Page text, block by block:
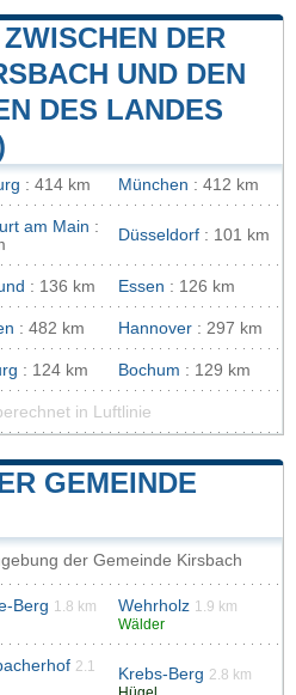
DER
UND DEN
DES LANDES
: 414 km München : 412 km
am Main :
Düsseldorf : 101 km
: 136 km Essen : 126 km
: 482 km Hannover : 297 km
: 124 km Bochum : 129 km
in Luftlinie
GEMEINDE
der Gemeinde Kirsbach
Berg 1.8 km
Wehrholz 1.9 km
Wälder
2.1
Krebs-Berg 2.8 km